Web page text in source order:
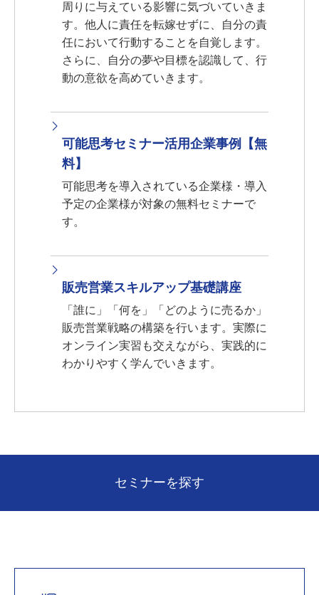
周りに与えている影響に気づいていきま
す。他人に責任を転嫁せずに、自分の責
任において行動することを自覚します。
さらに、自分の夢や目標を認識して、行
動の意欲を高めていきます。
可能思考セミナー活用企業事例【無
料】
可能思考を導入されている企業様・導入
予定の企業様が対象の無料セミナーで
す。
販売営業スキルアップ基礎講座
「誰に」「何を」「どのように売るか」
販売営業戦略の構築を行います。実際に
オンライン実習も交えながら、実践的に
わかりやすく学んでいきます。
セミナーを探す